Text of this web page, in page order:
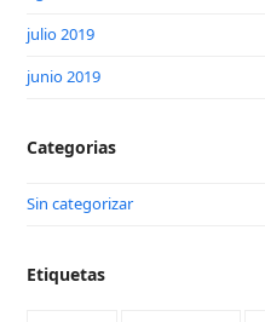
julio 2019
junio 2019
Categorias
Sin categorizar
Etiquetas